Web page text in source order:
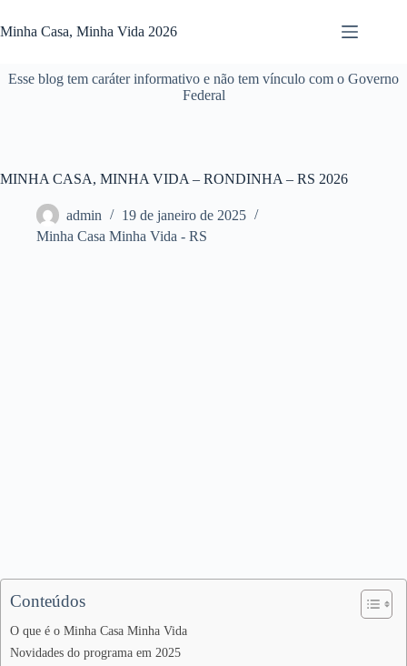
para
o
Minha Casa, Minha Vida 2026
Esse blog tem caráter informativo e não tem vínculo com o Governo
Federal
MINHA CASA, MINHA VIDA – RONDINHA – RS 2026
admin
19 de janeiro de 2025
Minha Casa Minha Vida - RS
Conteúdos
O que é o Minha Casa Minha Vida
Novidades do programa em 2025